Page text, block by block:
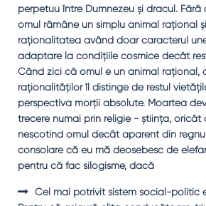
perpetuu între Dumnezeu şi dracul. Fără
omul rămâne un simplu animal raţional
raţionalitatea având doar caracterul
adaptare la condiţiile cosmice decât
Când zici că omul e un animal raţional,
raţionalităţilor îl distinge de restul
perspectiva morţii absolute. Moartea
trecere numai prin religie - ştiinţa, oricât
nescotind omul decât aparent din
consolare că eu mă deosebesc de
pentru că fac silogisme, dacă
Cel mai potrivit sistem social-politic